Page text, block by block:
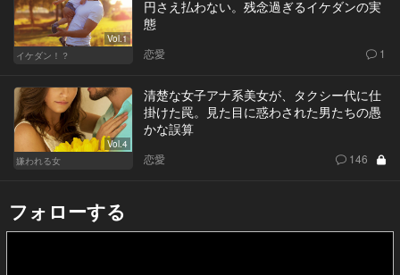
Vol.1
イケダン！？
円さえ払わない。残念過ぎるイケダンの実
態
恋愛 1
Vol.4
嫌われる女
清楚な女子アナ系美女が、タクシー代に仕
掛けた罠。見た目に惑わされた男たちの愚
かな誤算
恋愛 146
フォローする